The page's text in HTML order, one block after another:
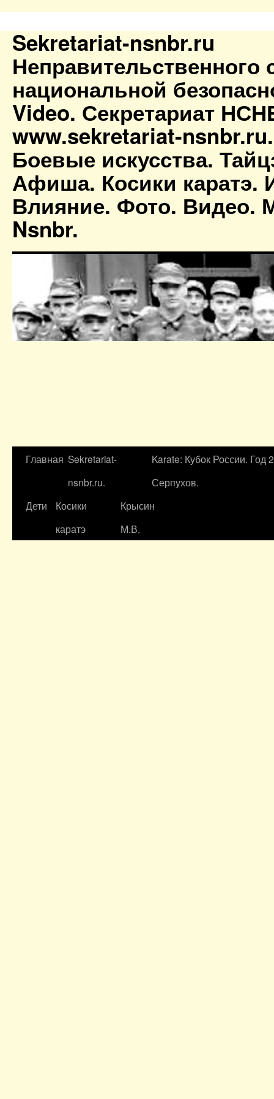
Sekretariat-nsnbr.ru
Неправительственного
национальной
Video. Секретариат
www.sekretariat-
Боевые искусства.
Афиша. Косики каратэ.
Влияние. Фото. Видео.
Nsnbr.
Главная Sekretariat-
nsnbr.ru.
Karate: Кубок России. Год
Серпухов.
Дети
Косики
каратэ
Крысин
М.В.